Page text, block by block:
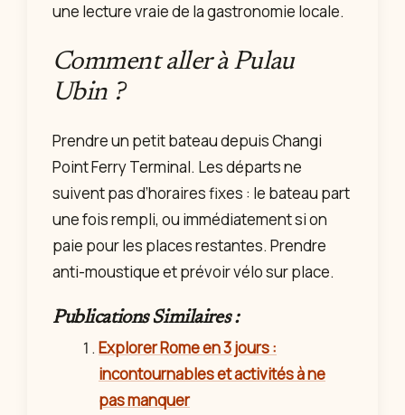
une lecture vraie de la gastronomie locale.
Comment aller à Pulau
Ubin ?
Prendre un petit bateau depuis Changi
Point Ferry Terminal. Les départs ne
suivent pas d’horaires fixes : le bateau part
une fois rempli, ou immédiatement si on
paie pour les places restantes. Prendre
anti-moustique et prévoir vélo sur place.
Publications Similaires :
Explorer Rome en 3 jours :
incontournables et activités à ne
pas manquer